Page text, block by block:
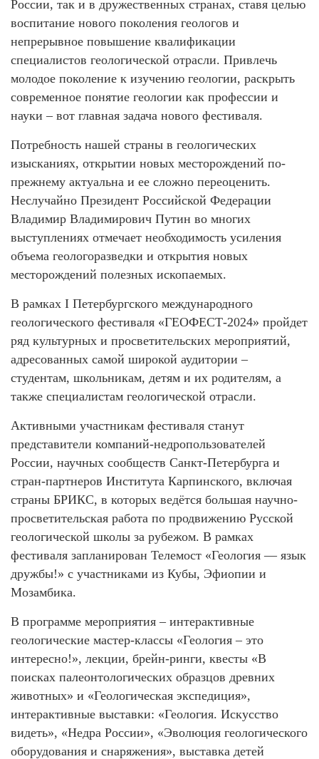
России, так и в дружественных странах, ставя целью
воспитание нового поколения геологов и
непрерывное повышение квалификации
специалистов геологической отрасли. Привлечь
молодое поколение к изучению геологии, раскрыть
современное понятие геологии как профессии и
науки – вот главная задача нового фестиваля.
Потребность нашей страны в геологических
изысканиях, открытии новых месторождений по-
прежнему актуальна и ее сложно переоценить.
Неслучайно Президент Российской Федерации
Владимир Владимирович Путин во многих
выступлениях отмечает необходимость усиления
объема геологоразведки и открытия новых
месторождений полезных ископаемых.
В рамках I Петербургского международного
геологического фестиваля «ГЕОФЕСТ-2024» пройдет
ряд культурных и просветительских мероприятий,
адресованных самой широкой аудитории –
студентам, школьникам, детям и их родителям, а
также специалистам геологической отрасли.
Активными участникам фестиваля станут
представители компаний-недропользователей
России, научных сообществ Санкт-Петербурга и
стран-партнеров Института Карпинского, включая
страны БРИКС, в которых ведётся большая научно-
просветительская работа по продвижению Русской
геологической школы за рубежом. В рамках
фестиваля запланирован Телемост «Геология — язык
дружбы!» с участниками из Кубы, Эфиопии и
Мозамбика.
В программе мероприятия – интерактивные
геологические мастер-классы «Геология – это
интересно!», лекции, брейн-ринги, квесты «В
поисках палеонтологических образцов древних
животных» и «Геологическая экспедиция»,
интерактивные выставки: «Геология. Искусство
видеть», «Недра России», «Эволюция геологического
оборудования и снаряжения», выставка детей